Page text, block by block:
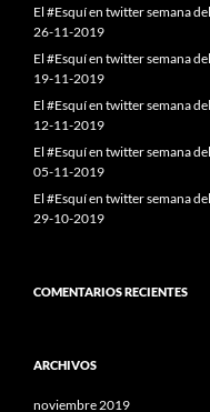
El #Esquí en twitter semana del
26-11-2019
El #Esquí en twitter semana del
19-11-2019
El #Esquí en twitter semana del
12-11-2019
El #Esquí en twitter semana del
05-11-2019
El #Esquí en twitter semana del
29-10-2019
COMENTARIOS RECIENTES
ARCHIVOS
noviembre 2019